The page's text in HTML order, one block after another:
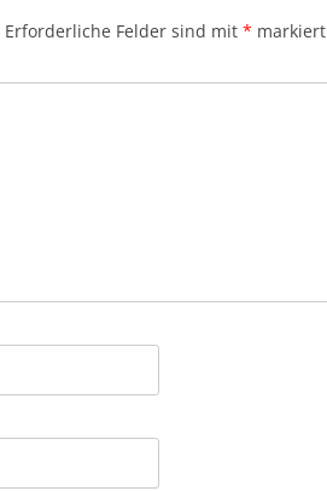
Erforderliche Felder sind mit * markiert